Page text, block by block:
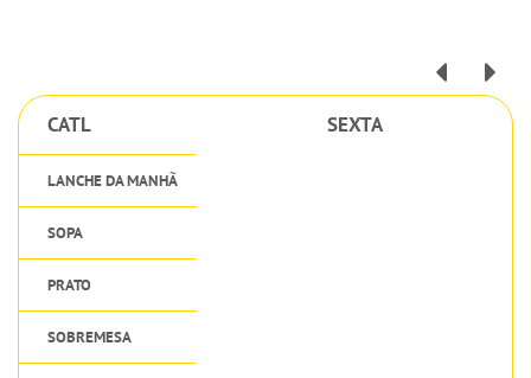
CATL SEXTA
LANCHE DA MANHÃ
SOPA
PRATO
SOBREMESA